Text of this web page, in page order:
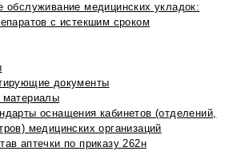
обслуживание медицинских укладок:
с истекшим сроком
документы
материалы
оснащения кабинетов (отделений,
медицинских организаций
аптечки по приказу 262н